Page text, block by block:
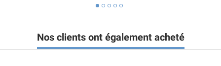
Nos clients ont également acheté